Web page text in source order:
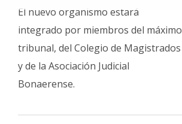
Fúnebres
El nuevo organismo estará
integrado por miembros del máximo
tribunal, del Colegio de Magistrados
y de la Asociación Judicial
Bonaerense.